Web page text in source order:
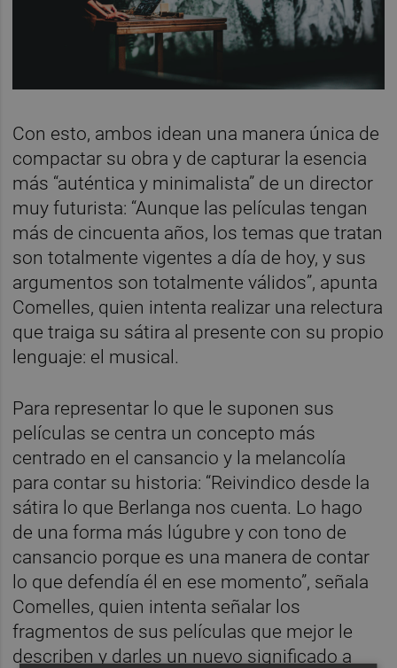
Con esto, ambos idean una manera única de
compactar su obra y de capturar la esencia
más “auténtica y minimalista” de un director
muy futurista: “Aunque las películas tengan
más de cincuenta años, los temas que tratan
son totalmente vigentes a día de hoy, y sus
argumentos son totalmente válidos”, apunta
Comelles, quien intenta realizar una relectura
que traiga su sátira al presente con su propio
lenguaje: el musical.
Para representar lo que le suponen sus
películas se centra un concepto más
centrado en el cansancio y la melancolía
para contar su historia: “Reivindico desde la
sátira lo que Berlanga nos cuenta. Lo hago
de una forma más lúgubre y con tono de
cansancio porque es una manera de contar
lo que defendía él en ese momento”, señala
Comelles, quien intenta señalar los
fragmentos de sus películas que mejor le
describen y darles un nuevo significado a